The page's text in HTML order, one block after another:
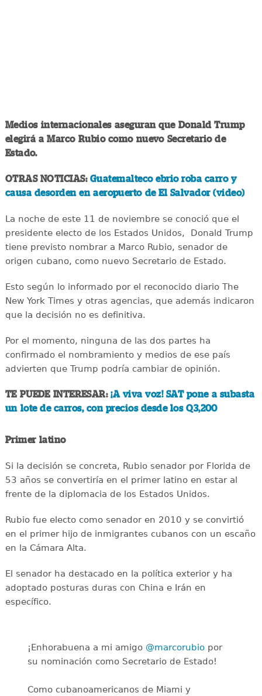
Medios internacionales aseguran que Donald Trump
elegirá a Marco Rubio como nuevo Secretario de
Estado.
OTRAS NOTICIAS:Guatemalteco ebrio roba carro y
causa desorden en aeropuerto de El Salvador (video)
La noche de este 11 de noviembre se conoció que el
presidente electo de los Estados Unidos, Donald Trump
tiene previsto nombrar a Marco Rubio, senador de
origen cubano, como nuevo Secretario de Estado.
Esto según lo informado por el reconocido diario The
New York Times y otras agencias, que además indicaron
que la decisión no es definitiva.
Por el momento, ninguna de las dos partes ha
confirmado el nombramiento y medios de ese país
advierten que Trump podría cambiar de opinión.
TE PUEDE INTERESAR:¡A viva voz! SAT pone a subasta
un lote de carros, con precios desde los Q3,200
Primer latino
Si la decisión se concreta, Rubio senador por Florida de
53 años se convertiría en el primer latino en estar al
frente de la diplomacia de los Estados Unidos.
Rubio fue electo como senador en 2010 y se convirtió
en el primer hijo de inmigrantes cubanos con un escaño
en la Cámara Alta.
El senador ha destacado en la política exterior y ha
adoptado posturas duras con China e Irán en
específico.
¡Enhorabuena a mi amigo @marcorubio por
su nominación como Secretario de Estado!
Como cubanoamericanos de Miami y